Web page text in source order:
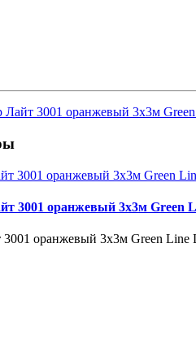
Лайт 3001 оранжевый 3х3м
3001 оранжевый 3х3м Green
оранжевый 3х3м Green Line